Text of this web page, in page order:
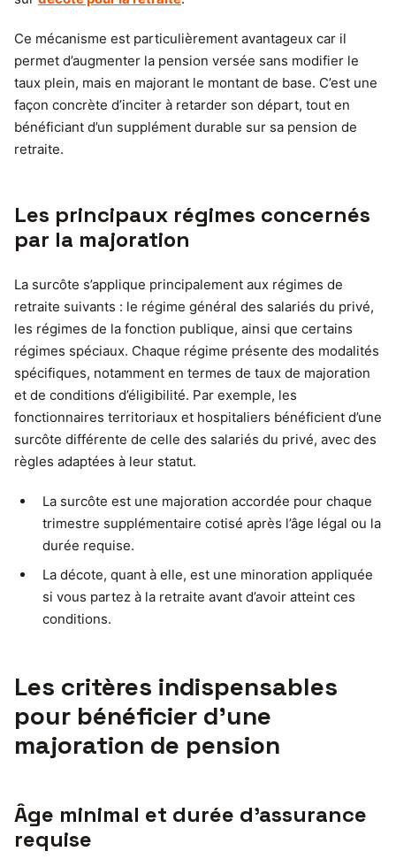
Ce mécanisme est particulièrement avantageux car il
permet d’augmenter la pension versée sans modifier le
taux plein, mais en majorant le montant de base. C’est une
façon concrète d’inciter à retarder son départ, tout en
bénéficiant d’un supplément durable sur sa pension de
retraite.
Les principaux régimes concernés
par la majoration
La surcôte s’applique principalement aux régimes de
retraite suivants : le régime général des salariés du privé,
les régimes de la fonction publique, ainsi que certains
régimes spéciaux. Chaque régime présente des modalités
spécifiques, notamment en termes de taux de majoration
et de conditions d’éligibilité. Par exemple, les
fonctionnaires territoriaux et hospitaliers bénéficient d’une
surcôte différente de celle des salariés du privé, avec des
règles adaptées à leur statut.
La surcôte est une majoration accordée pour chaque
trimestre supplémentaire cotisé après l’âge légal ou la
durée requise.
La décote, quant à elle, est une minoration appliquée
si vous partez à la retraite avant d’avoir atteint ces
conditions.
Les critères indispensables
pour bénéficier d’une
majoration de pension
Âge minimal et durée d’assurance
requise